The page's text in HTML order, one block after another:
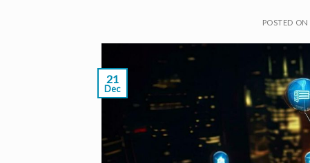
POSTED ON
21
Dec